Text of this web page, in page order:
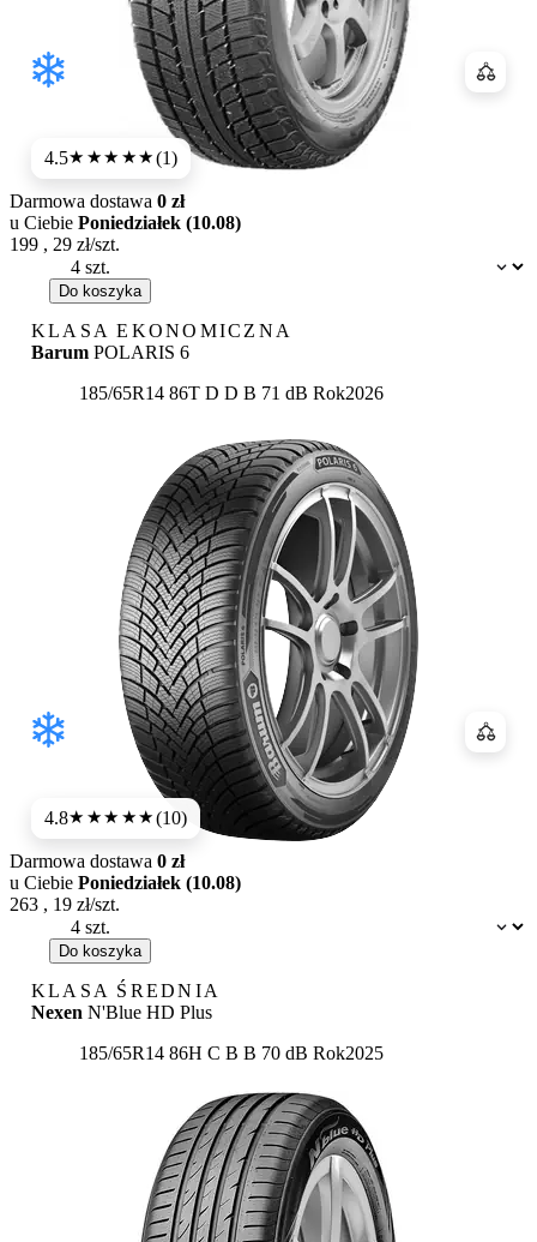
4.5★★★★★(1)
Dostępność:
Darmowa dostawa 0 zł
u Ciebie Poniedziałek (10.08)
199 , 29 zł/szt.
Do koszyka
KLASA EKONOMICZNA
Barum POLARIS 6
185/65R14 86T Etykieta:
D D B 71 dB Rok2026
4.8★★★★★(10)
Dostępność:
Darmowa dostawa 0 zł
u Ciebie Poniedziałek (10.08)
263 , 19 zł/szt.
Do koszyka
KLASA ŚREDNIA
Nexen N'Blue HD Plus
185/65R14 86H Etykieta:
C B B 70 dB Rok2025